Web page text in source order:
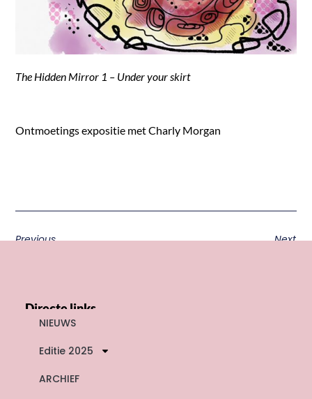
The Hidden Mirror 1 – Under your skirt
Ontmoetings expositie met Charly Morgan
Previous Next
Directe links
NIEUWS
Editie 2025
ARCHIEF